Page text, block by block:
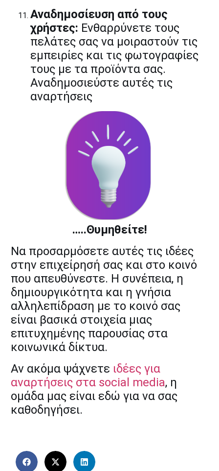
Αναδημοσίευση από τους
χρήστες: Ενθαρρύνετε τους
πελάτες σας να μοιραστούν τις
εμπειρίες και τις φωτογραφίες
τους με τα προϊόντα σας.
Αναδημοσιεύστε αυτές τις
αναρτήσεις
…..Θυμηθείτε!
Nα προσαρμόσετε αυτές τις ιδέες
στην επιχείρησή σας και στο κοινό
που απευθύνεστε. Η συνέπεια, η
δημιουργικότητα και η γνήσια
αλληλεπίδραση με το κοινό σας
είναι βασικά στοιχεία μιας
επιτυχημένης παρουσίας στα
κοινωνικά δίκτυα.
Αν ακόμα ψάχνετε ιδέες για
αναρτήσεις στα social media, η
ομάδα μας είναι εδώ για να σας
καθοδηγήσει.